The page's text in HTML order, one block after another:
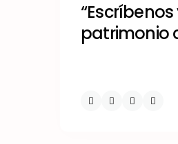
patrimonio